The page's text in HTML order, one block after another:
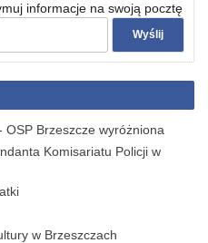
informacje na swoją pocztę
OSP Brzeszcze wyróżniona
Komisariatu Policji w
w Brzeszczach